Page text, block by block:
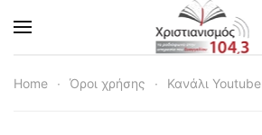
Skip to main content
Home Όροι χρήσης Κανάλι Youtube